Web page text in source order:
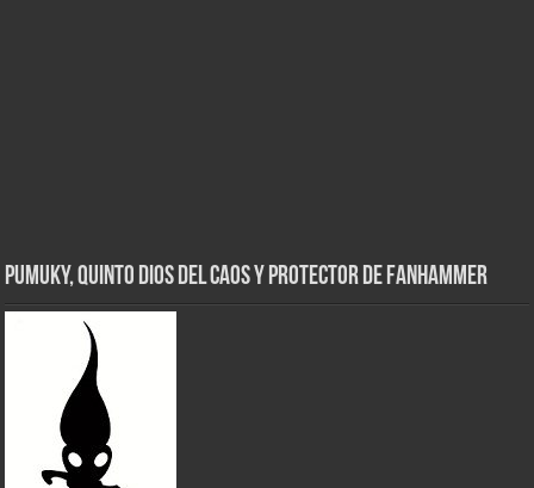
Pumuky, Quinto Dios del Caos y Protector de FanHammer